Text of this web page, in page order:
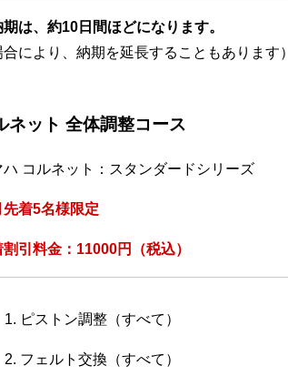
は、約10日間ほどになります。
合により、納期を延長することもあります）
ネット 全体調整コース
ハ コルネット：スタンダードシリーズ
先着5名様限定
引料金：11000円（税込）
1. ピストン調整（すべて）
2. フェルト交換（すべて）